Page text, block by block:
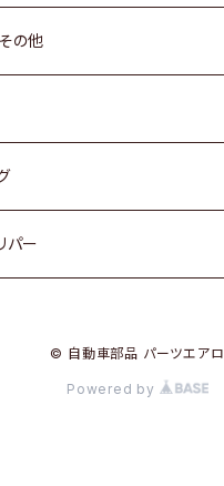
の他
添加剤
パー
© 自動車部品 パーツエアロ
Powered by